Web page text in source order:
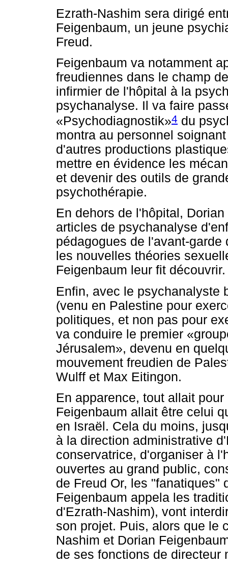
Ezrath-Nashim sera dirigé
Feigenbaum, un jeune
Freud.
Feigenbaum va notamment
freudiennes dans le champ
infirmier de l'hôpital à la
psychanalyse. Il va faire
«Psychodiagnostik»4 du
montra au personnel
d'autres productions
mettre en évidence les
et devenir des outils de
psychothérapie.
En dehors de l'hôpital,
articles de psychanalyse
pédagogues de l'avant-
les nouvelles théories
Feigenbaum leur fit découvrir.
Enfin, avec le psychanalyste
(venu en Palestine pour
politiques, et non pas pour
va conduire le premier
Jérusalem», devenu en
mouvement freudien de
Wulff et Max Eitingon.
En apparence, tout allait
Feigenbaum allait être celui
en Israël. Cela du moins,
à la direction administrative
conservatrice, d'organiser à
ouvertes au grand public,
de Freud Or, les "fanatiques"
Feigenbaum appela les
d'Ezrath-Nashim), vont
son projet. Puis, alors que le
Nashim et Dorian
de ses fonctions de directeur